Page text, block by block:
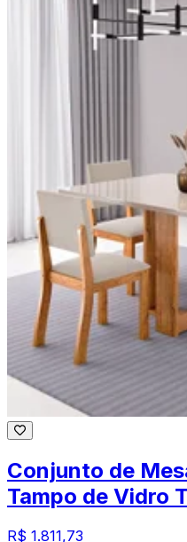
Conjunto de
Tampo de Vidro
R$ 1.811,73